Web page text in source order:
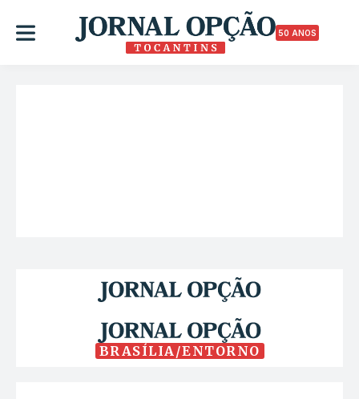
50 ANOS
BRASÍLIA/ENTORNO